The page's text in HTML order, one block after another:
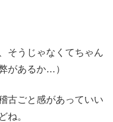
そうじゃなくてちゃん
があるか…）
古ごと感があっていい
ね。